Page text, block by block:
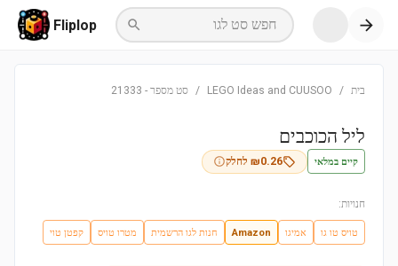
חפש סט לגו Fliplop
בית /
LEGO Ideas and CUUSOO
/ סט מספר -
21333
ליל הכוכבים
קיים במלאי ₪0.26 לחלק
חנויות:
טויס טו גו אמיגו Amazon חנות לגו הרשמית מטרו טויס קפטן טוי